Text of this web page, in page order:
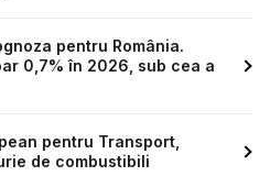
pentru România.
0,7% în 2026, sub cea a
pentru Transport,
de combustibili